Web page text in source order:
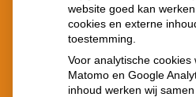
ISO 9001 HKZ
website goed kan
cookies en externe
toestemming.
Voor analytische
Matomo en Google
inhoud werken wij